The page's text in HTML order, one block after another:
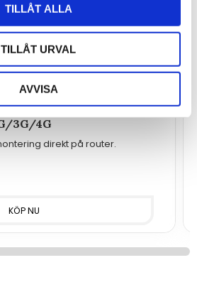
TILLÅT ALLA
TILLÅT URVAL
AVVISA
3G/4G
direkt på router.